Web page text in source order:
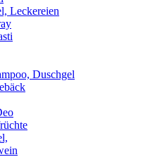
Leckereien
Duschgel